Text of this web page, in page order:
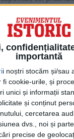
importantă
i noștri stocăm și/sau
fi cookie-urile, și
unici și informații
și conținut
cercetarea
dvs., noi și
precise de
Decapolea